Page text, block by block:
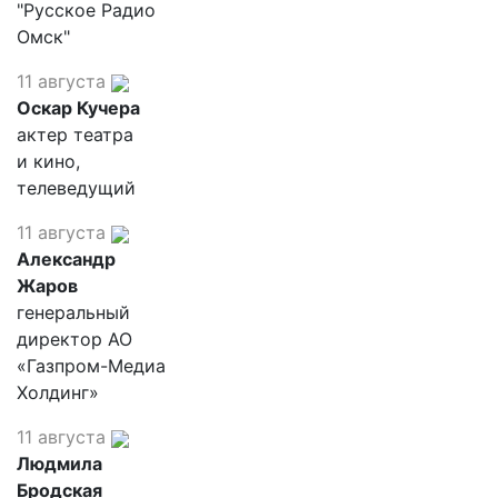
"Русское Радио
Омск"
11 августа
Оскар Кучера
актер театра
и кино,
телеведущий
11 августа
Александр
Жаров
генеральный
директор АО
«Газпром-Медиа
Холдинг»
11 августа
Людмила
Бродская